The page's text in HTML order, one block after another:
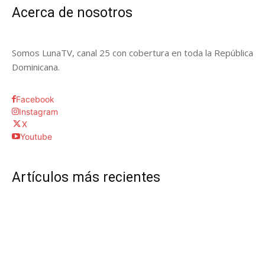
Acerca de nosotros
Somos LunaTV, canal 25 con cobertura en toda la República
Dominicana.
Facebook
Instagram
X
Youtube
Artículos más recientes